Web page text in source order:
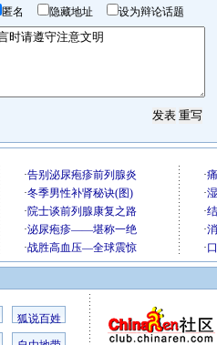
匿名 隐藏地址 设为辩论话题
狐说百姓